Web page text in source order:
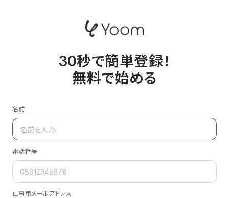
30秒で簡単登録！
無料で始める
名前
電話番号
仕事用メールアドレス